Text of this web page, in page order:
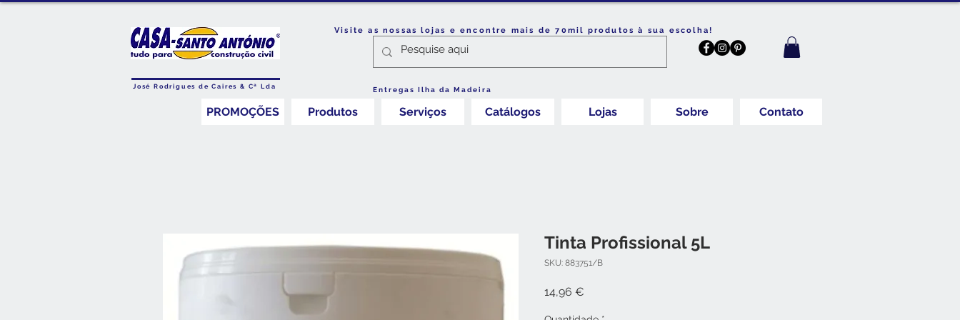
Visite as nossas lojas e encontre mais de 70mil produtos à sua escolha!
José Rodrigues de Caires & Cª Lda Entregas Ilha da Madeira
PROMOÇÕES Produtos Serviços Catálogos Lojas Sobre Contato
Tinta Profissional 5L
SKU: 883751/B
14,96 €